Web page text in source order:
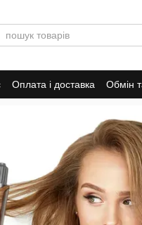
Оплата і доставка Обмін
Публічна